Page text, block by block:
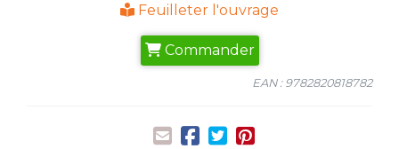
Feuilleter l'ouvrage
Commander
EAN : 9782820818782